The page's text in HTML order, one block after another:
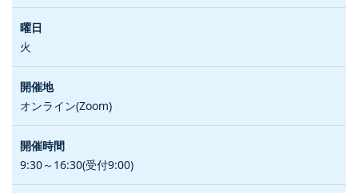
火
オンライン(Zoom)
9:30～16:30(受付9:00)